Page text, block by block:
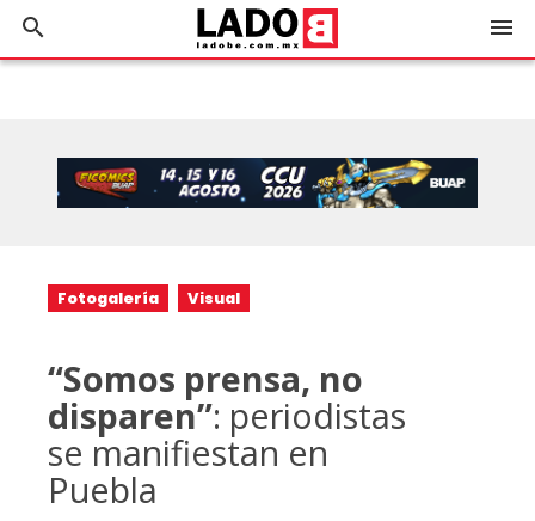
search menu
Fotogalería Visual
“Somos prensa, no
disparen”: periodistas
se manifiestan en
Puebla